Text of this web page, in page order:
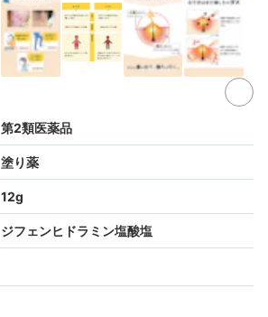
第2類医薬品
塗り薬
12g
ジフェンヒドラミン塩酸塩